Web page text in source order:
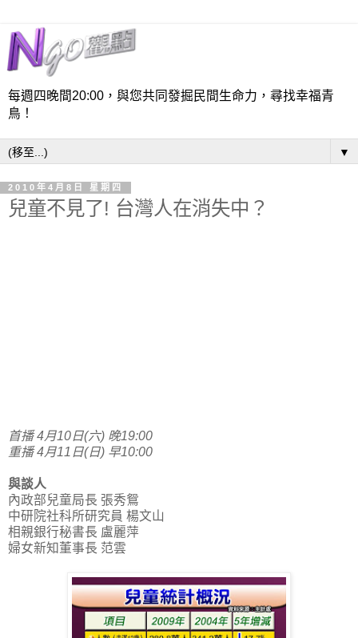
每週四晚間20:00，與您共同發掘民間生命力，尋找幸福青
鳥！
▼
2010年4月8日 星期四
兒童不見了! 台灣人在消失中？
首播 4月10日(六) 晚19:00
重播 4月11日(日) 早10:00
與談人
內政部兒童局長 張秀鴛
中研院社科所研究員 楊文山
相親銀行秘書長 盧麗萍
婦女新知董事長 范雲